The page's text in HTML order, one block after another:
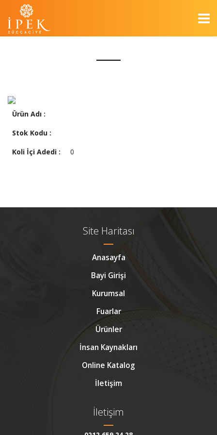
Ürün Adı :
Stok Kodu :
Koli İçi Adedi : 0
Site Haritası
Anasayfa
Bayi Girişi
Kurumsal
Fuarlar
Ürünler
İnsan Kaynakları
Online Katalog
İletişim
İletişim